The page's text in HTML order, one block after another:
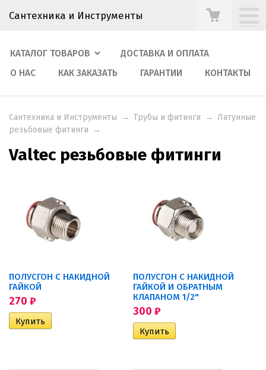
Сантехника и Инструменты
КАТАЛОГ ТОВАРОВ
ДОСТАВКА И ОПЛАТА
О НАС
КАК ЗАКАЗАТЬ ГАРАНТИИ КОНТАКТЫ
Сантехника и Инструменты → Трубы и фитинги → Латунные
резьбовые фитинги
→
Valtec резьбовые фитинги
ПОЛУСГОН С НАКИДНОЙ
ГАЙКОЙ
270 ₽
ПОЛУСГОН С НАКИДНОЙ
ГАЙКОЙ И ОБРАТНЫМ
КЛАПАНОМ 1/2"
300 ₽